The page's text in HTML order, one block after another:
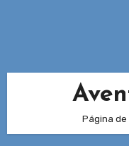
Página de